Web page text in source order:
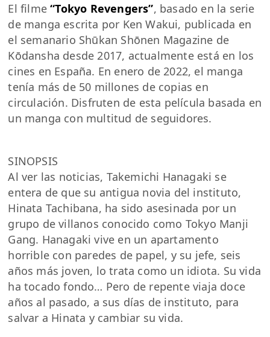
El filme“Tokyo Revengers”, basado en la serie
de manga escrita por Ken Wakui, publicada en
el semanario Shūkan Shōnen Magazine de
Kōdansha desde 2017, actualmente está en los
cines en España. En enero de 2022, el manga
tenía más de 50 millones de copias en
circulación. Disfruten de esta película basada en
un manga con multitud de seguidores.
SINOPSIS
Al ver las noticias, Takemichi Hanagaki se
entera de que su antigua novia del instituto,
Hinata Tachibana, ha sido asesinada por un
grupo de villanos conocido como Tokyo Manji
Gang. Hanagaki vive en un apartamento
horrible con paredes de papel, y su jefe, seis
años más joven, lo trata como un idiota. Su vida
ha tocado fondo… Pero de repente viaja doce
años al pasado, a sus días de instituto, para
salvar a Hinata y cambiar su vida.